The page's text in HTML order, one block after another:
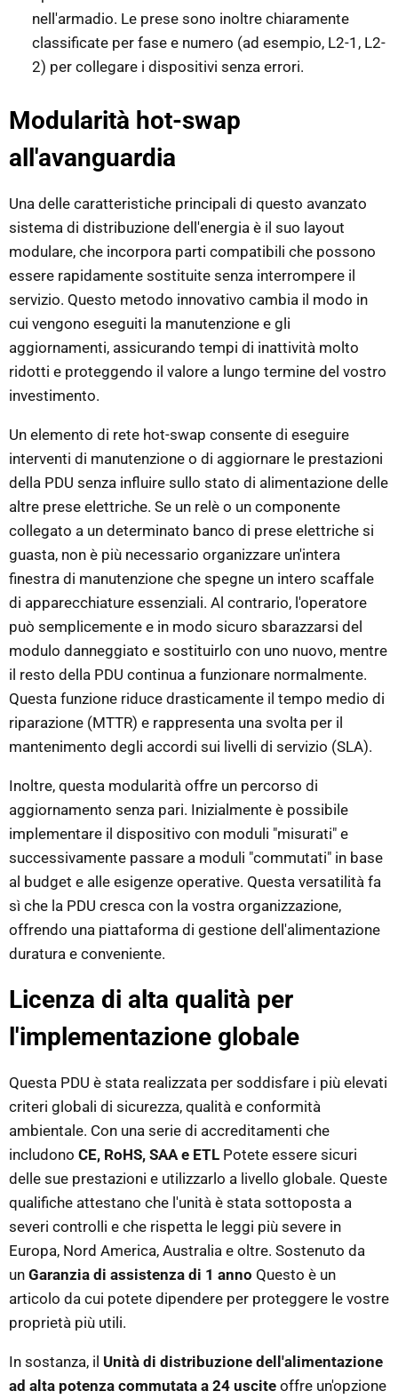
nell'armadio. Le prese sono inoltre chiaramente
classificate per fase e numero (ad esempio, L2-1, L2-
2) per collegare i dispositivi senza errori.
Modularità hot-swap
all'avanguardia
Una delle caratteristiche principali di questo avanzato
sistema di distribuzione dell'energia è il suo layout
modulare, che incorpora parti compatibili che possono
essere rapidamente sostituite senza interrompere il
servizio. Questo metodo innovativo cambia il modo in
cui vengono eseguiti la manutenzione e gli
aggiornamenti, assicurando tempi di inattività molto
ridotti e proteggendo il valore a lungo termine del vostro
investimento.
Un elemento di rete hot-swap consente di eseguire
interventi di manutenzione o di aggiornare le prestazioni
della PDU senza influire sullo stato di alimentazione delle
altre prese elettriche. Se un relè o un componente
collegato a un determinato banco di prese elettriche si
guasta, non è più necessario organizzare un'intera
finestra di manutenzione che spegne un intero scaffale
di apparecchiature essenziali. Al contrario, l'operatore
può semplicemente e in modo sicuro sbarazzarsi del
modulo danneggiato e sostituirlo con uno nuovo, mentre
il resto della PDU continua a funzionare normalmente.
Questa funzione riduce drasticamente il tempo medio di
riparazione (MTTR) e rappresenta una svolta per il
mantenimento degli accordi sui livelli di servizio (SLA).
Inoltre, questa modularità offre un percorso di
aggiornamento senza pari. Inizialmente è possibile
implementare il dispositivo con moduli "misurati" e
successivamente passare a moduli "commutati" in base
al budget e alle esigenze operative. Questa versatilità fa
sì che la PDU cresca con la vostra organizzazione,
offrendo una piattaforma di gestione dell'alimentazione
duratura e conveniente.
Licenza di alta qualità per
l'implementazione globale
Questa PDU è stata realizzata per soddisfare i più elevati
criteri globali di sicurezza, qualità e conformità
ambientale. Con una serie di accreditamenti che
includono CE, RoHS, SAA e ETL Potete essere sicuri
delle sue prestazioni e utilizzarlo a livello globale. Queste
qualifiche attestano che l'unità è stata sottoposta a
severi controlli e che rispetta le leggi più severe in
Europa, Nord America, Australia e oltre. Sostenuto da
un Garanzia di assistenza di 1 anno Questo è un
articolo da cui potete dipendere per proteggere le vostre
proprietà più utili.
In sostanza, il Unità di distribuzione dell'alimentazione
ad alta potenza commutata a 24 uscite offre un'opzione